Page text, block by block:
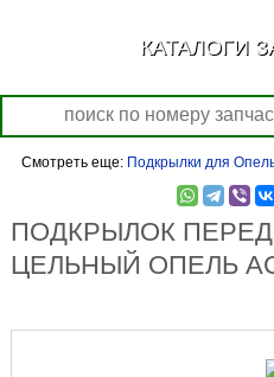
Смотреть еще: Подкрылки для
ПОДКРЫЛОК
ЦЕЛЬНЫЙ ОПЕЛЬ
КАТАЛОГИ